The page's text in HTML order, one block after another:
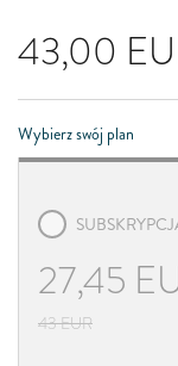
43,00
Wybierz swój plan
27,45
43EUR